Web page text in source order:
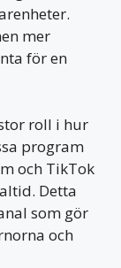
mer
för en
roll i hur
program
och TikTok
Detta
som gör
och